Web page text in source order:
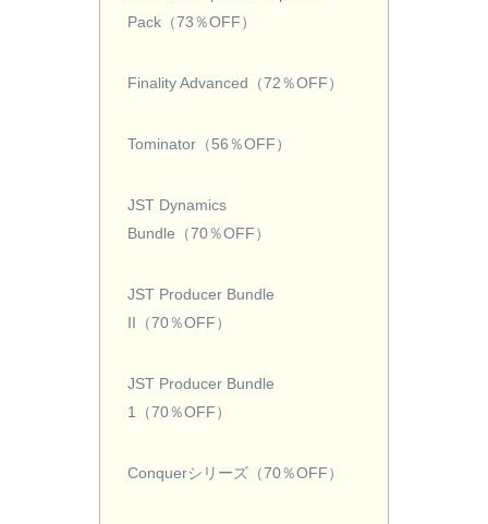
Pack（73％OFF）
Finality Advanced（72％OFF）
Tominator（56％OFF）
JST Dynamics
Bundle（70％OFF）
JST Producer Bundle
II（70％OFF）
JST Producer Bundle
1（70％OFF）
Conquerシリーズ（70％OFF）